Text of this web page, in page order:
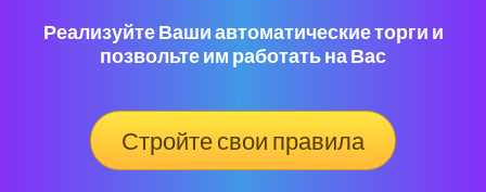
Реализуйте Ваши автоматические торги и
позвольте им работать на Вас
Стройте свои правила